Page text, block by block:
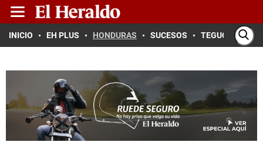
INICIO EH PLUS HONDURAS SUCESOS TEGUCIGALPA